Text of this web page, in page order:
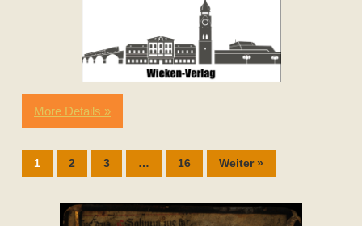
More Details »
1 2 3 … 16 Weiter »